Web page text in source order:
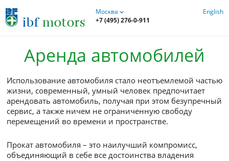
Москва
Аренда
Использование автомобиля стало неотъемлемой
жизни, современный, умный человек
арендовать автомобиль, получая при этом
сервис, а также ничем не ограниченную свободу
перемещений во времени и пространстве.